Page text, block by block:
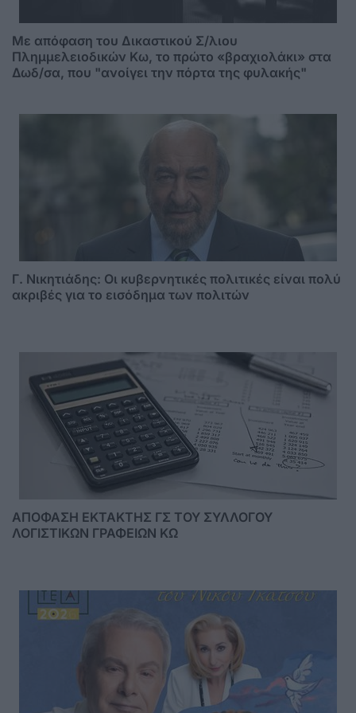
Mε απόφαση του Δικαστικού Σ/λιου
Πλημμελειοδικών Κω, το πρώτο «βραχιολάκι» στα
Δωδ/σα, που "ανοίγει την πόρτα της φυλακής"
Γ. Νικητιάδης: Οι κυβερνητικές πολιτικές είναι πολύ
ακριβές για το εισόδημα των πολιτών
ΑΠΟΦΑΣΗ ΕΚΤΑΚΤΗΣ ΓΣ ΤΟΥ ΣΥΛΛΟΓΟΥ
ΛΟΓΙΣΤΙΚΩΝ ΓΡΑΦΕΙΩΝ ΚΩ